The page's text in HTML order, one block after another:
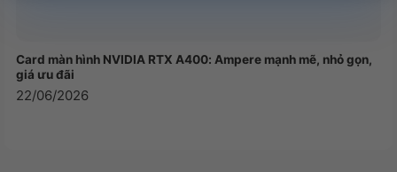
Card màn hình NVIDIA RTX A400: Ampere mạnh mẽ, nhỏ gọn,
giá ưu đãi
22/06/2026